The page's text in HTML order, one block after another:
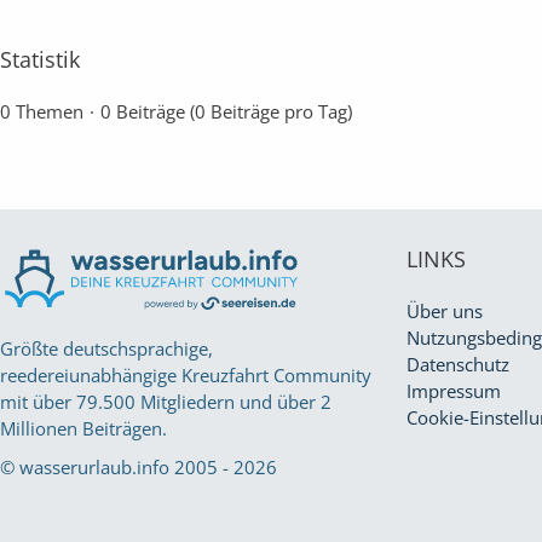
Statistik
0 Themen 0 Beiträge (0 Beiträge pro Tag)
Größte deutschsprachige,
reedereiunabhängige Kreuzfahrt Community
mit über 79.500 Mitgliedern und über 2
Millionen Beiträgen.
© wasserurlaub.info 2005 - 2026
LINKS
Über uns
Datenschutz
Impressum
Cookie-